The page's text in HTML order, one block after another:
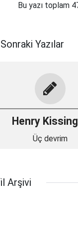
Bu yazı toplam
Yazılar
Henry
Üç devrim
Arşivi